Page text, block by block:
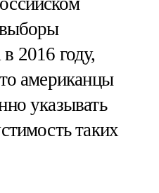
2016 году,
американцы
указывать
таких